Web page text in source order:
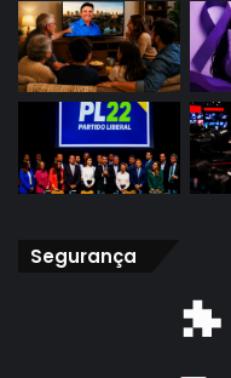
Segurança